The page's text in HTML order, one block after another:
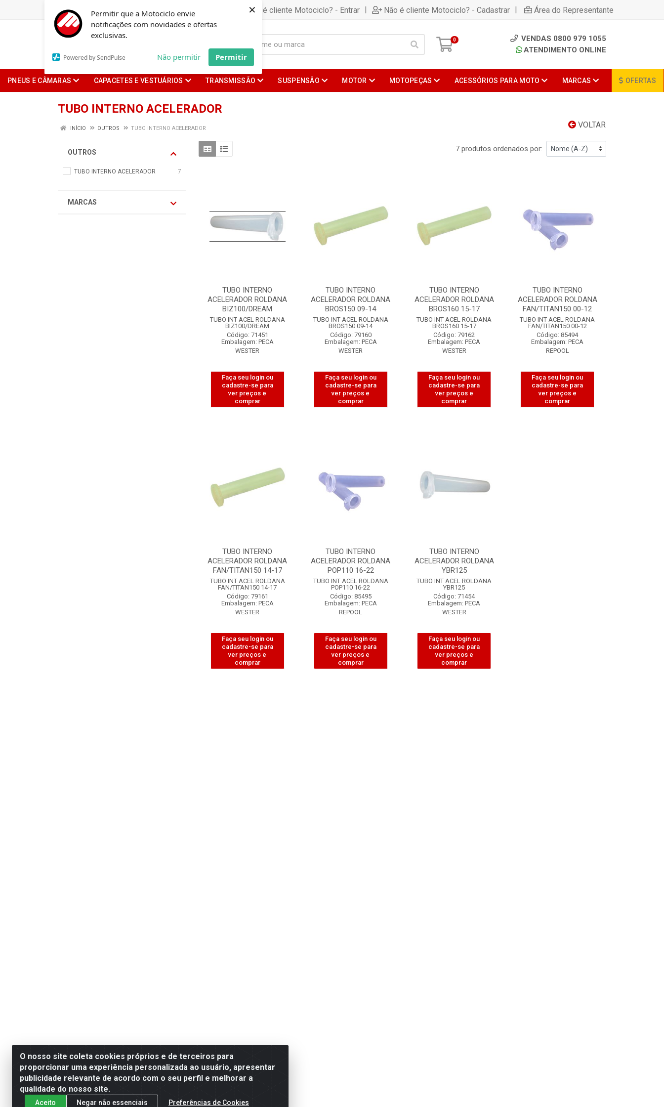
Permitir que a Motociclo envie
notificações com novidades e ofertas
exclusivas.
Powered by SendPulse Não permitir Permitir
×Já é cliente Motociclo? - Entrar | Não é cliente Motociclo? - Cadastrar | Área do Representante
0
VENDAS 0800 979 1055
ATENDIMENTO ONLINE
PNEUS E CÂMARAS CAPACETES E VESTUÁRIOS TRANSMISSÃO SUSPENSÃO MOTOR MOTOPEÇAS ACESSÓRIOS PARA MOTO MARCAS OFERTAS
TUBO INTERNO ACELERADOR
VOLTAR
INÍCIO OUTROS TUBO INTERNO ACELERADOR
OUTROS
TUBO INTERNO ACELERADOR 7
MARCAS
7 produtos ordenados por:
TUBO INTERNO
ACELERADOR ROLDANA
BIZ100/DREAM
TUBO INT ACEL ROLDANA
BIZ100/DREAM
Código: 71451
Embalagem: PECA
WESTER
Faça seu login ou
cadastre-se para
ver preços e
comprar
TUBO INTERNO
ACELERADOR ROLDANA
BROS150 09-14
TUBO INT ACEL ROLDANA
BROS150 09-14
Código: 79160
Embalagem: PECA
WESTER
Faça seu login ou
cadastre-se para
ver preços e
comprar
TUBO INTERNO
ACELERADOR ROLDANA
BROS160 15-17
TUBO INT ACEL ROLDANA
BROS160 15-17
Código: 79162
Embalagem: PECA
WESTER
Faça seu login ou
cadastre-se para
ver preços e
comprar
TUBO INTERNO
ACELERADOR ROLDANA
FAN/TITAN150 00-12
TUBO INT ACEL ROLDANA
FAN/TITAN150 00-12
Código: 85494
Embalagem: PECA
REPOOL
Faça seu login ou
cadastre-se para
ver preços e
comprar
TUBO INTERNO
ACELERADOR ROLDANA
FAN/TITAN150 14-17
TUBO INT ACEL ROLDANA
FAN/TITAN150 14-17
Código: 79161
Embalagem: PECA
WESTER
Faça seu login ou
cadastre-se para
ver preços e
comprar
TUBO INTERNO
ACELERADOR ROLDANA
POP110 16-22
TUBO INT ACEL ROLDANA
POP110 16-22
Código: 85495
Embalagem: PECA
REPOOL
Faça seu login ou
cadastre-se para
ver preços e
comprar
TUBO INTERNO
ACELERADOR ROLDANA
YBR125
TUBO INT ACEL ROLDANA
YBR125
Código: 71454
Embalagem: PECA
WESTER
Faça seu login ou
cadastre-se para
ver preços e
comprar
O nosso site coleta cookies próprios e de terceiros para
proporcionar uma experiência personalizada ao usuário, apresentar
publicidade relevante de acordo com o seu perfil e melhorar a
qualidade do nosso site.
Aceito Negar não essenciais Preferências de Cookies